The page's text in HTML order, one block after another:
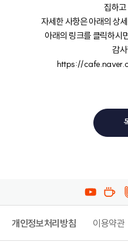
집하고
자세한 사항은 아래의 상
아래의 링크를 클릭하시
감
https://
개인정보처리방침 이용약관